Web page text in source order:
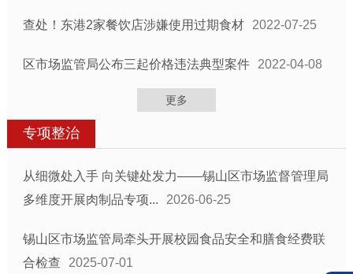
查处！东港2家餐饮店涉嫌使用过期食材 2022-07-25
区市场监管局公布三起价格违法典型案件 2022-04-08
更多
专项整治
从细微处入手 向关键处发力——锡山区市场监督管理局
多维度开展肉制品专项...
2026-06-25
锡山区市场监管局牵头开展校园食品安全和膳食经费联
合检查
2025-07-01